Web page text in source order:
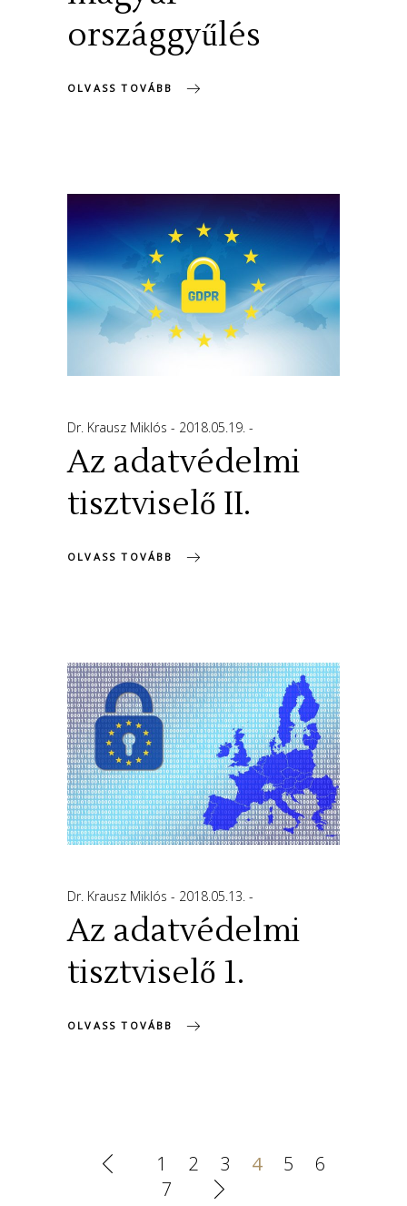
országgyűlés
OLVASS TOVÁBB
Dr. Krausz Miklós 2018.05.19.
Az adatvédelmi
tisztviselő II.
OLVASS TOVÁBB
Dr. Krausz Miklós 2018.05.13.
Az adatvédelmi
tisztviselő 1.
OLVASS TOVÁBB
1 2 3 4 5
6
7